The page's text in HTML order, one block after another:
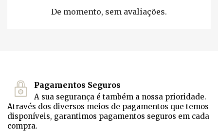
De momento, sem avaliações.
Pagamentos Seguros
A sua segurança é também a nossa prioridade.
Através dos diversos meios de pagamentos que temos
disponíveis, garantimos pagamentos seguros em cada
compra.